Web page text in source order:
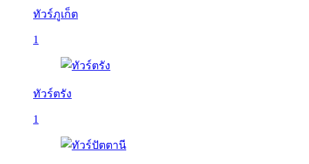
ทัวร์ภูเก็ต
1
ทัวร์ตรัง
1